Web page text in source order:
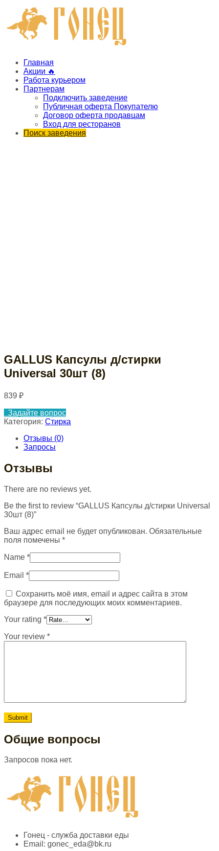
Главная
Акции 🔥
Работа курьером
Партнерам
Подключить заведение
Публичная оферта Покупателю
Договор оферта продавцам
Вход для ресторанов
Поиск заведения
GALLUS Капсулы д/стирки
Universal 30шт (8)
839 ₽
Задайте вопрос
Категория: Стирка
Отзывы (0)
Запросы
Отзывы
There are no reviews yet.
Be the first to review “GALLUS Капсулы д/стирки Universal
30шт (8)”
Ваш адрес email не будет опубликован. Обязательные
поля помечены *
Name *
Email *
Сохранить моё имя, email и адрес сайта в этом
браузере для последующих моих комментариев.
Your rating *
Your review *
Общие вопросы
Запросов пока нет.
Гонец - служба доставки еды
Email: gonec_eda@bk.ru